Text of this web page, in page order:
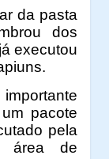
da pasta
dos
executou
pacote
pela
área de